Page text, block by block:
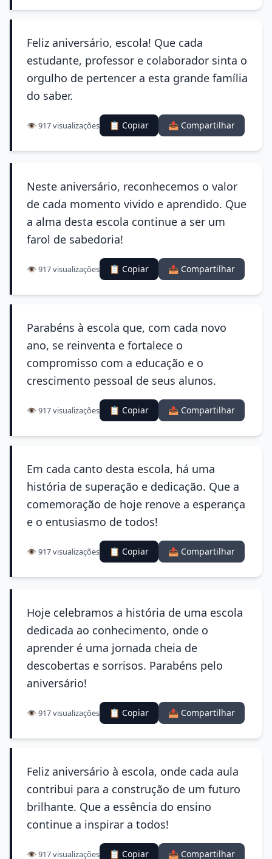
Feliz aniversário, escola! Que cada
estudante, professor e colaborador sinta o
orgulho de pertencer a esta grande família
do saber.
👁️ 917 visualizações 📋 Copiar 📤 Compartilhar
Neste aniversário, reconhecemos o valor
de cada momento vivido e aprendido. Que
a alma desta escola continue a ser um
farol de sabedoria!
👁️ 917 visualizações 📋 Copiar 📤 Compartilhar
Parabéns à escola que, com cada novo
ano, se reinventa e fortalece o
compromisso com a educação e o
crescimento pessoal de seus alunos.
👁️ 917 visualizações 📋 Copiar 📤 Compartilhar
Em cada canto desta escola, há uma
história de superação e dedicação. Que a
comemoração de hoje renove a esperança
e o entusiasmo de todos!
👁️ 917 visualizações 📋 Copiar 📤 Compartilhar
Hoje celebramos a história de uma escola
dedicada ao conhecimento, onde o
aprender é uma jornada cheia de
descobertas e sorrisos. Parabéns pelo
aniversário!
👁️ 917 visualizações 📋 Copiar 📤 Compartilhar
Feliz aniversário à escola, onde cada aula
contribui para a construção de um futuro
brilhante. Que a essência do ensino
continue a inspirar a todos!
👁️ 917 visualizações 📋 Copiar 📤 Compartilhar